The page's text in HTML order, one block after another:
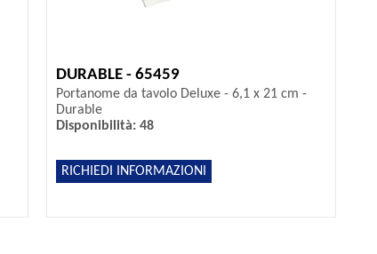
DURABLE - 65459
Portanome da tavolo Deluxe - 6,1 x 21 cm -
Durable
Disponibilità: 48
RICHIEDI INFORMAZIONI